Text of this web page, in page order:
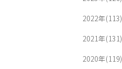
2022年(113)
2021年(131)
2020年(119)